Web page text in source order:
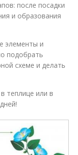
после посадки
и образования
элементы и
подобрать
схеме и делать
теплице или в